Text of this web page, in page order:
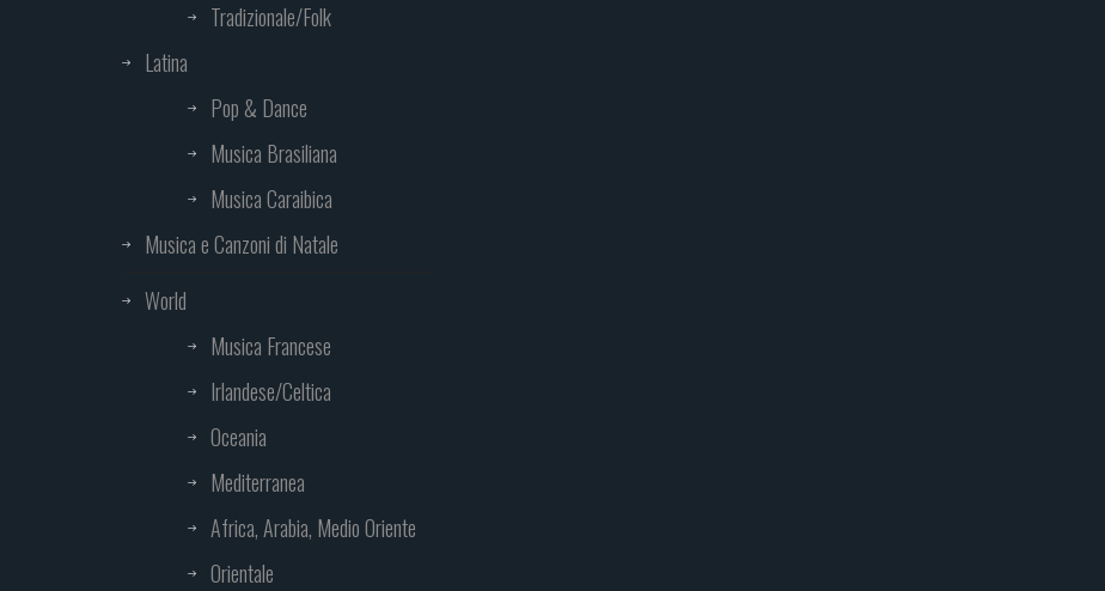
Tradizionale/Folk
Latina
Pop & Dance
Musica Brasiliana
Musica Caraibica
Musica e Canzoni di Natale
World
Musica Francese
Irlandese/Celtica
Oceania
Mediterranea
Africa, Arabia, Medio Oriente
Orientale